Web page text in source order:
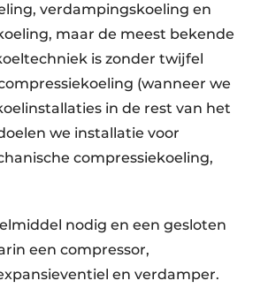
verdampingskoeling en
maar de meest bekende
is zonder twijfel
(wanneer we
in de rest van het
we installatie voor
compressie­koeling,
nodig en een gesloten
een compressor,
en verdamper.